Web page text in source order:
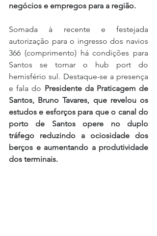
negócios e empregos para a região.
Somada à recente e festejada
autorização para o ingresso dos navios
366 (comprimento) há condições para
Santos se tornar o hub port do
hemisfério sul. Destaque-se a presença
e fala do Presidente da Praticagem de
Santos, Bruno Tavares, que revelou os
estudos e esforços para que o canal do
porto de Santos opere no duplo
tráfego reduzindo a ociosidade dos
berços e aumentando a produtividade
dos terminais.